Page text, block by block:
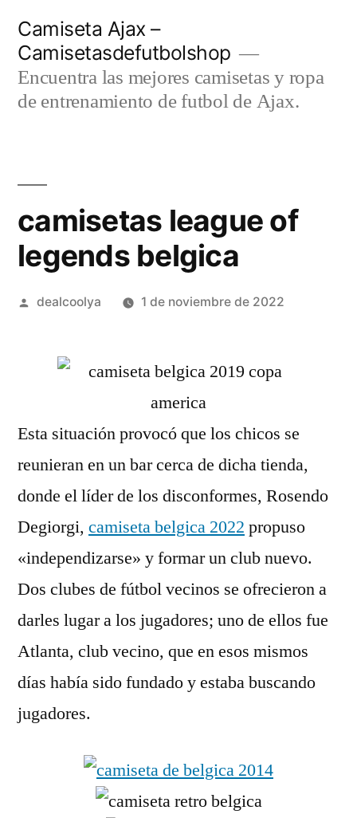
contenido
Camiseta Ajax –
Camisetasdefutbolshop
Encuentra las mejores camisetas y ropa
de entrenamiento de futbol de Ajax.
camisetas league of
legends belgica
Publicado
dealcoolya 1 de noviembre de 2022
Esta situación provocó que los chicos se
reunieran en un bar cerca de dicha tienda,
donde el líder de los disconformes, Rosendo
Degiorgi, camiseta belgica 2022 propuso
«independizarse» y formar un club nuevo.
Dos clubes de fútbol vecinos se ofrecieron a
darles lugar a los jugadores; uno de ellos fue
Atlanta, club vecino, que en esos mismos
días había sido fundado y estaba buscando
jugadores.